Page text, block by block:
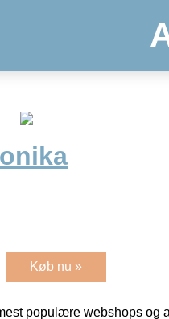
Køb nu »
populære webshops og